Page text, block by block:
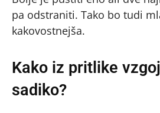
pa odstraniti. Tako bo tudi
kakovostnejša.
Kako iz pritlike
sadiko?